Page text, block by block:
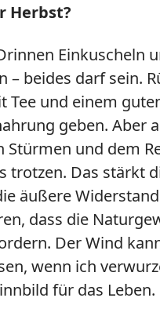
Herbst?
Einkuscheln
– beides darf sein.
Tee und einem
geben. Aber
Stürmen und dem
trotzen. Das stärkt
äußere
dass die
Der Wind
wenn ich
für das Leben.